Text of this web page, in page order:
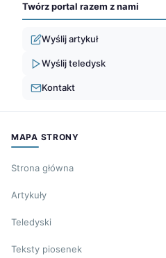
Twórz portal razem z nami
Wyślij artykuł
Wyślij teledysk
Kontakt
MAPA STRONY
Strona główna
Artykuły
Teledyski
Teksty piosenek